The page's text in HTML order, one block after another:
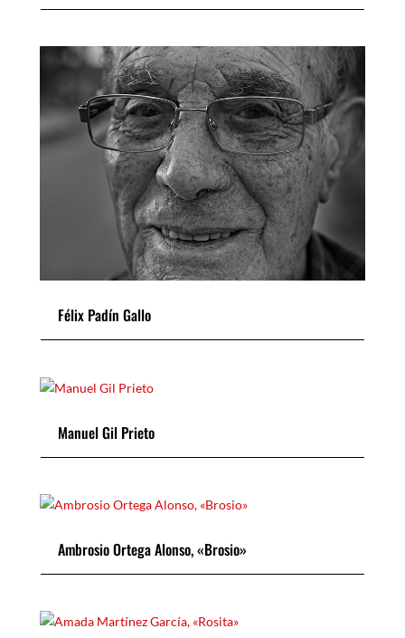
Félix Padín Gallo
Manuel Gil Prieto
Ambrosio Ortega Alonso, «Brosio»